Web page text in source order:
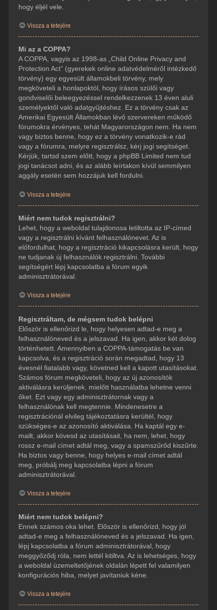
hogy éljél vele.
Vissza a tetejére
Mi az a COPPA?
A COPPA, vagyis az 1998-as „Child Online Privacy and
Protection Act” (gyerekek online adatvédelméről intézkedő
törvény) egy egyesült államokbeli törvény, mely
megköveteli a honlapoktól, hogy írásos szülői vagy
gondviselői beleegyezéssel rendelkezzenek 13 éven aluli
személyektől való adatgyűjtéshez. Ez a törvény csak az
Amerikai Egyesült Államokban lévő szervereken működő
fórumokra érvényes, tehát Magyarországon nem. Ha nem
vagy biztos benne, hogy ez a törvény vonatkozik-e rád
vagy a fórumra, melyre regisztrálsz, kérj jogi segítséget.
Kérjük, tartsd szem előtt, hogy a phpBB Limited nem tud
jogi tanácsot adni, és az alább leírtakon kívül semmilyen
aggály esetén sem hozzájuk kell fordulni.
Vissza a tetejére
Miért nem tudok regisztrálni?
Lehet, hogy a weboldal tulajdonosa letiltotta az IP-címed
vagy a regisztrálni kívánt felhasználónevet. Az is
előfordulhat, hogy a regisztráció kikapcsolásra került, hogy
ne tudjanak új felhasználók regisztrálni. További
segítségért lépj kapcsolatba a fórum egyik
adminisztrátorával.
Vissza a tetejére
Regisztráltam, de mégsem tudok belépni
Először is ellenőrizd le, hogy helyesen adtad-e meg a
felhasználóneved és a jelszavad. Ha igen, akkor két dolog
történhetett. Amennyiben a COPPA-támogatás be van
kapcsolva, és a regisztráció során megadtad, hogy 13
évesnél fiatalabb vagy, követned kell a kapott utasításokat.
Számos fórum megköveteli, hogy az új azonosítók
aktiválásra kerüljenek, mielőtt használatba lehetne venni
őket. Ezt vagy egy adminisztrátornak vagy a
felhasználónak kell megtennie. Mindenesetre a
regisztrációnál elvileg tájékoztatásra kerültél, hogy
szükséges-e az azonosító aktiválása. Ha kaptál egy e-
mailt, akkor kövesd az utasításait, ha nem, lehet, hogy
rossz e-mail címet adtál meg, vagy a spamszűrőd kiszűrte.
Ha biztos vagy benne, hogy helyes e-mail címet adtál
meg, próbálj meg kapcsolatba lépni a fórum
adminisztrátorával.
Vissza a tetejére
Miért nem tudok belépni?
Ennek számos oka lehet. Először is ellenőrizd, hogy jól
adtad-e meg a felhasználóneved és a jelszavad. Ha igen,
lépj kapcsolatba a fórum adminisztrátorával, hogy
meggyőződj róla, nem lettél kitiltva. Az is lehetséges, hogy
a weboldal üzemeltetőjének oldalán lépett fel valamilyen
konfigurációs hiba, melyet javítaniuk kéne.
Vissza a tetejére